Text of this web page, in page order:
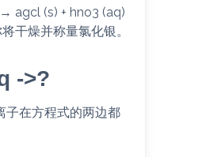
agcl (s) + hno3 (aq)
干燥并称量氯化银。
->?
子在方程式的两边都